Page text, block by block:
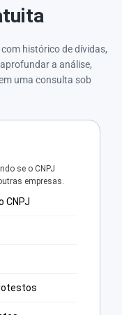
histórico de dívidas,
a análise,
uma consulta sob
se o CNPJ
empresas.
CNPJ